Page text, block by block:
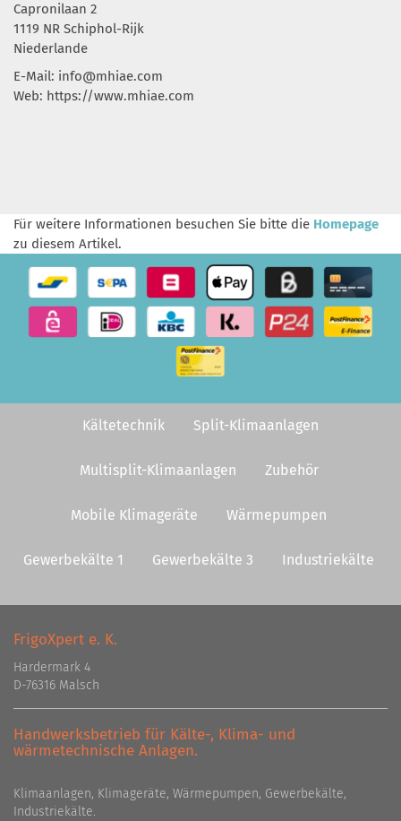
Capronilaan 2
1119 NR Schiphol-Rijk
Niederlande
E-Mail: info@mhiae.com
Web: https://www.mhiae.com
Für weitere Informationen besuchen Sie bitte die Homepage
zu diesem Artikel.
Kältetechnik Split-Klimaanlagen
Multisplit-Klimaanlagen Zubehör
Mobile Klimageräte Wärmepumpen
Gewerbekälte 1 Gewerbekälte 3 Industriekälte
FrigoXpert e. K.
Hardermark 4
D-76316 Malsch
Handwerksbetrieb für Kälte-, Klima- und
wärmetechnische Anlagen.
Klimaanlagen, Klimageräte, Wärmepumpen, Gewerbekälte,
Industriekälte.